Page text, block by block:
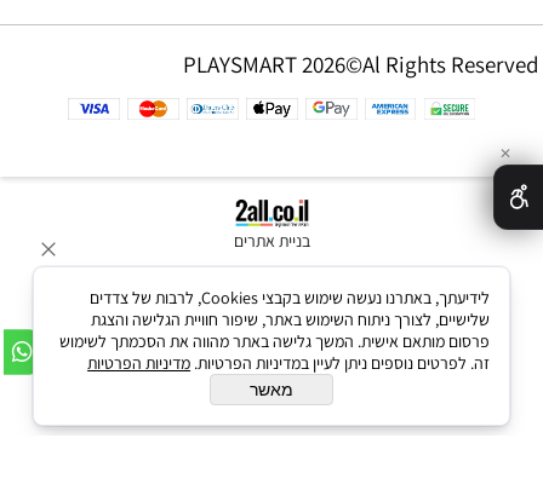
PLAYSMART 2026©Al Rights Reserved
בניית אתרים
✕
לידיעתך, באתרנו נעשה שימוש בקבצי Cookies, לרבות של צדדים
שלישיים, לצורך ניתוח השימוש באתר, שיפור חוויית הגלישה והצגת
פרסום מותאם אישית. המשך גלישה באתר מהווה את הסכמתך לשימוש
זה. לפרטים נוספים ניתן לעיין במדיניות הפרטיות. מדיניות הפרטיות
מאשר